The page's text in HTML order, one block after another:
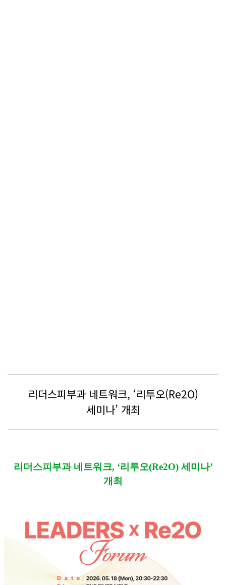
리더스피부과 네트워크, ‘리투오(Re2O)
세미나’ 개최
리더스피부과 네트워크, ‘리투오(Re2O) 세미나’
개최